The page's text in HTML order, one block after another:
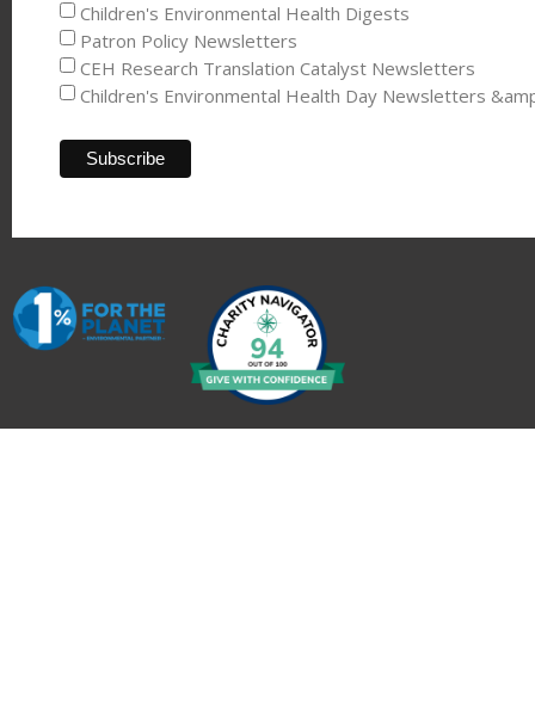
Children's Environmental Health Digests
Patron Policy Newsletters
CEH Research Translation Catalyst Newsletters
Children's Environmental Health Day Newsletters